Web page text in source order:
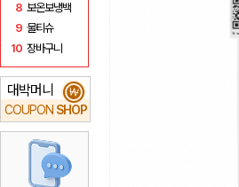
8 보온보냉백
9 물티슈
10 장바구니
대박머니
COUPON SHOP
₩